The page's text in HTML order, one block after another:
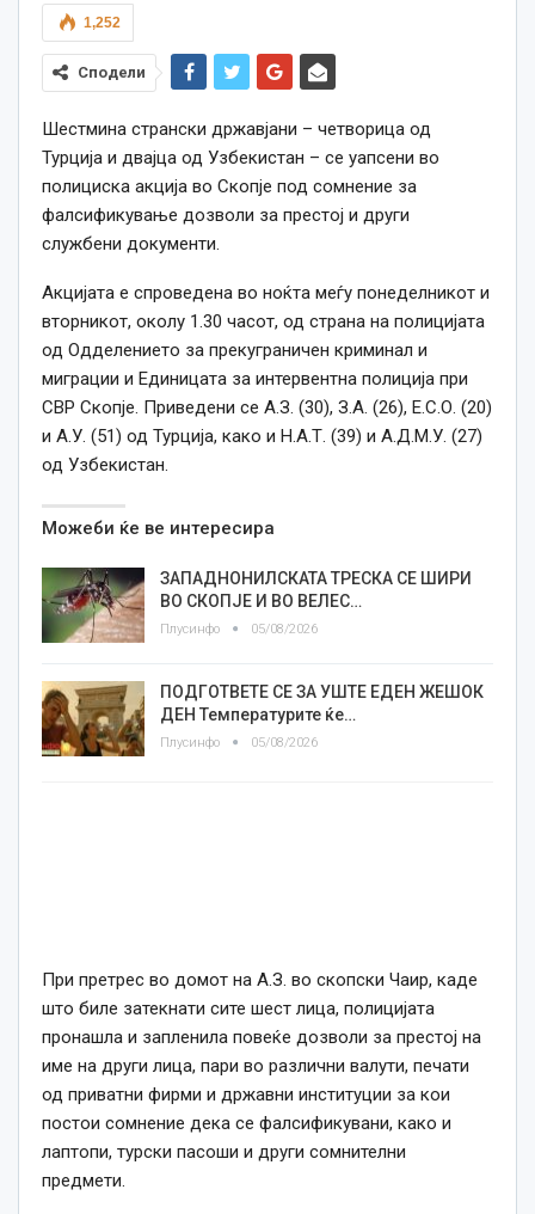
1,252
Сподели
Шестмина странски државјани – четворица од
Турција и двајца од Узбекистан – се уапсени во
полициска акција во Скопје под сомнение за
фалсификување дозволи за престој и други
службени документи.
Акцијата е спроведена во ноќта меѓу понеделникот и
вторникот, околу 1.30 часот, од страна на полицијата
од Одделението за прекуграничен криминал и
миграции и Единицата за интервентна полиција при
СВР Скопје. Приведени се А.З. (30), З.А. (26), Е.С.О. (20)
и А.У. (51) од Турција, како и Н.А.Т. (39) и А.Д.М.У. (27)
од Узбекистан.
Можеби ќе ве интересира
ЗАПАДНОНИЛСКАТА ТРЕСКА СЕ ШИРИ
ВО СКОПЈЕ И ВО ВЕЛЕС…
Плусинфо 05/08/2026
ПОДГОТВЕТЕ СЕ ЗА УШТЕ ЕДЕН ЖЕШОК
ДЕН Температурите ќе…
Плусинфо 05/08/2026
При претрес во домот на А.З. во скопски Чаир, каде
што биле затекнати сите шест лица, полицијата
пронашла и запленила повеќе дозволи за престој на
име на други лица, пари во различни валути, печати
од приватни фирми и државни институции за кои
постои сомнение дека се фалсификувани, како и
лаптопи, турски пасоши и други сомнителни
предмети.